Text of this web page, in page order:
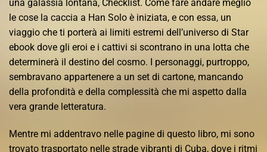
una galassia lontana, Checklist. Come fare andare meglio
le cose la caccia a Han Solo è iniziata, e con essa, un
viaggio che ti porterà ai limiti estremi dell’universo di Star
ebook dove gli eroi e i cattivi si scontrano in una lotta che
determinerà il destino del cosmo. I personaggi, purtroppo,
sembravano appartenere a un set di cartone, mancando
della profondità e della complessità che mi aspetto dalla
vera grande letteratura.
Mentre mi addentravo nelle pagine di questo libro, mi sono
trovato trasportato nelle strade vibranti di Cuba, dove i ritmi